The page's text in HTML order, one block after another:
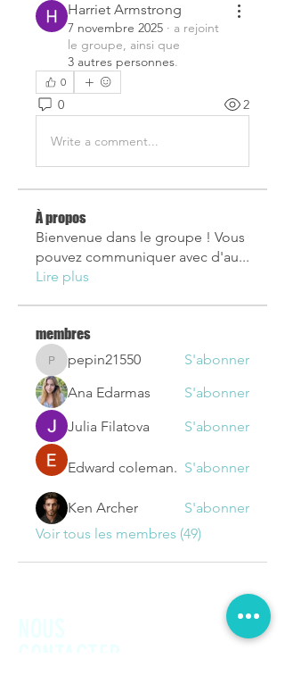
Harriet Armstrong
7 novembre 2025 · a rejoint
le groupe, ainsi que
3 autres personnes.
0
0 2
Write a comment...
À propos
Bienvenue dans le groupe ! Vous
pouvez communiquer avec d'au...
Lire plus
membres
pepin21550
pepin21550
S'abonner
Ana Edarmas
S'abonner
Julia Filatova
S'abonner
Edward coleman. S'abonner
Ken Archer
S'abonner
Voir tous les membres (49)